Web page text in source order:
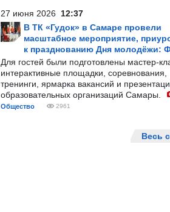
27 июня 2026 12:37
В ТК «Гудок» в Самаре провели
масштабное мероприятие,
к празднованию Дня молодёжи:
Для гостей были подготовлены мастер-
интерактивные площадки, соревнования,
тренинги, ярмарка вакансий и
образовательных организаций Самары.
Общество 2961
Весь